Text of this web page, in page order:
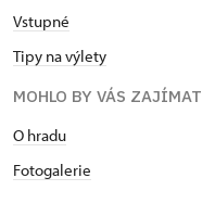
Vstupné
Tipy na výlety
MOHLO BY VÁS ZAJÍMAT
O hradu
Fotogalerie